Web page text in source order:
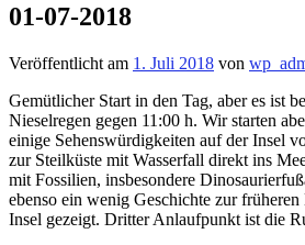
01-07-2018
Veröffentlicht am 1. Juli 2018 von
Gemütlicher Start in den Tag, aber es ist
Nieselregen gegen 11:00 h. Wir starten
einige Sehenswürdigkeiten auf der Insel
zur Steilküste mit Wasserfall direkt ins
mit Fossilien, insbesondere
ebenso ein wenig Geschichte zur
Insel gezeigt. Dritter Anlaufpunkt ist die